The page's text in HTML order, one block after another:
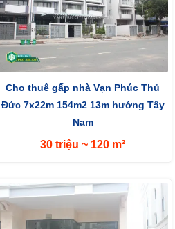
Cho thuê gấp nhà Vạn Phúc Thủ
Đức 7x22m 154m2 13m hướng Tây
Nam
30 triệu ~ 120 m²